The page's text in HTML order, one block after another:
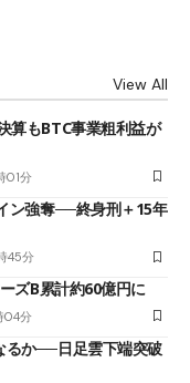
View All
算もBTC事業粗利益が
01分
ン強奪──終身刑＋15年
45分
ズB累計約60億円に
04分
るか──日足雲下端突破